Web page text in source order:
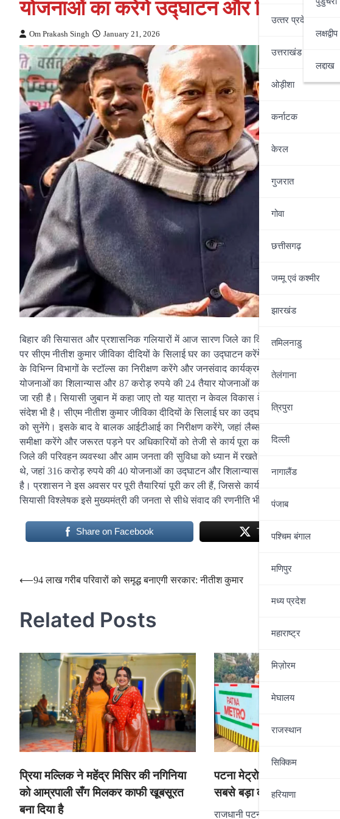
उत्‍तर प्रदेश
उत्तराखंड
ओड़ीशा
कर्नाटक
केरल
गुजरात
गोवा
छत्तीसगढ़
जम्‍मू एवं कश्‍मीर
झारखंड
तमिलनाडु
तेलंगाना
त्रिपुरा
दिल्‍ली
नागालैंड
पंजाब
पश्चिम बंगाल
मणिपुर
मध्‍य प्रदेश
महाराष्‍ट्र
मिज़ोरम
मेघालय
राजस्थान
सिक्किम
हरियाणा
लक्षद्वीप
लद्दाख
योजनाओं का करेंगे उद्घाटन और शिलान्यास
Om Prakash Singh January 21, 2026
बिहार की सियासत और प्रशासनिक गलियारों में आज सारण जिले का दिन खास है।
पर सीएम नीतीश कुमार जीविका दीदियों के सिलाई घर का उद्घाटन करेंगे, जो महिलाओं के
के विभिन्न विभागों के स्टॉल्स का निरीक्षण करेंगे और जनसंवाद कार्यक्रम में आम जनता से
योजनाओं का शिलान्यास और 87 करोड़ रुपये की 24 तैयार योजनाओं का उद्घाटन करेंगे। कुल
जा रही है। सियासी जुबान में कहा जाए तो यह यात्रा न केवल विकास के कामों का उद्घाटन
संदेश भी है। सीएम नीतीश कुमार जीविका दीदियों के सिलाई घर का उद्घाटन करने के बाद
को सुनेंगे। इसके बाद वे बालक आईटीआई का निरीक्षण करेंगे, जहां लैब्स और क्लासरूम का
समीक्षा करेंगे और जरूरत पड़ने पर अधिकारियों को तेजी से कार्य पूरा करने के निर्देश देंगे।
जिले की परिवहन व्यवस्था और आम जनता की सुविधा को ध्यान में रखते हुए बनाया गया है।
थे, जहां 316 करोड़ रुपये की 40 योजनाओं का उद्घाटन और शिलान्यास किया गया। सारण में
है। प्रशासन ने इस अवसर पर पूरी तैयारियां पूरी कर ली हैं, जिससे कार्यक्रम सुरक्षित और
सियासी विश्लेषक इसे मुख्यमंत्री की जनता से सीधे संवाद की रणनीति भी मान रहे हैं।
Share on Facebook Tweet
Post
⟵94 लाख गरीब परिवारों को समृद्ध बनाएगी सरकार: नीतीश कुमार भारत
Related Posts
प्रिया मल्लिक ने महेंद्र मिसिर की नगिनिया
को आम्रपाली सँग मिलकर काफी खूबसूरत
बना दिया है
पटना मेट्रो के लिए अब दिल्ली
सबसे बड़ा काम,
राजधानी पटना में सार्वजनिक